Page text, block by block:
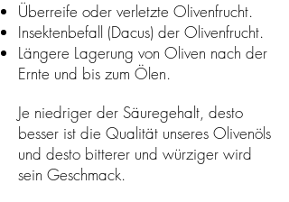
Überreife oder verletzte Olivenfrucht.
Insektenbefall (Dacus) der Olivenfrucht.
Längere Lagerung von Oliven nach der
Ernte und bis zum Ölen.
Je niedriger der Säuregehalt, desto
besser ist die Qualität unseres Olivenöls
und desto bitterer und würziger wird
sein Geschmack.